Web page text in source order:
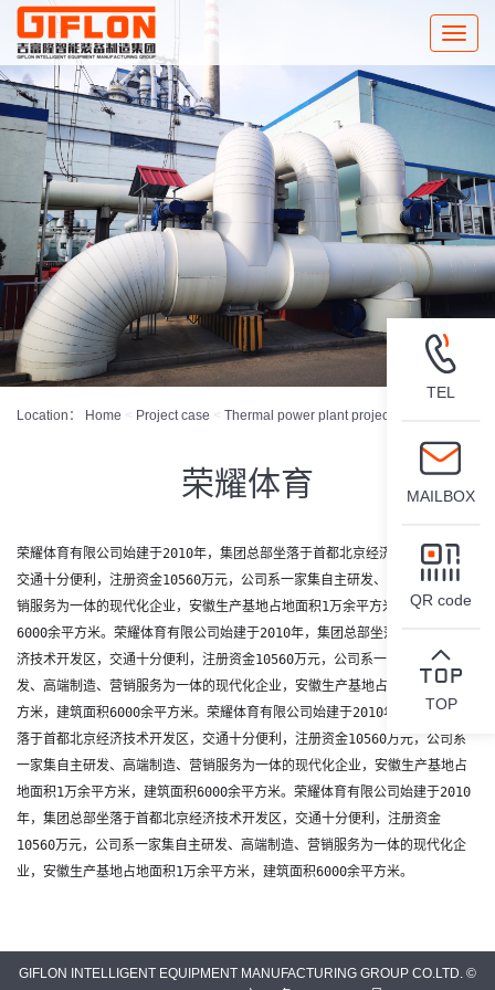
Toggle
Location： Home < Project case < Thermal power plant project
荣耀体育
荣耀体育有限公司始建于2010年，集团总部坐落于首都北京经济技术开发区，
交通十分便利，注册资金10560万元，公司系一家集自主研发、高端制造、营
销服务为一体的现代化企业，安徽生产基地占地面积1万余平方米，建筑面积
6000余平方米。 荣耀体育有限公司始建于2010年，集团总部坐落于首都北京经
济技术开发区，交通十分便利，注册资金10560万元，公司系一家集自主研
发、高端制造、营销服务为一体的现代化企业，安徽生产基地占地面积1万余平
方米，建筑面积6000余平方米。 荣耀体育有限公司始建于2010年，集团总部坐
落于首都北京经济技术开发区，交通十分便利，注册资金10560万元，公司系
一家集自主研发、高端制造、营销服务为一体的现代化企业，安徽生产基地占
地面积1万余平方米，建筑面积6000余平方米。 荣耀体育有限公司始建于2010
年，集团总部坐落于首都北京经济技术开发区，交通十分便利，注册资金
10560万元，公司系一家集自主研发、高端制造、营销服务为一体的现代化企
业，安徽生产基地占地面积1万余平方米，建筑面积6000余平方米。
GIFLON INTELLIGENT EQUIPMENT MANUFACTURING GROUP CO.LTD. ©
TEL
MAILBOX
QR code
TOP